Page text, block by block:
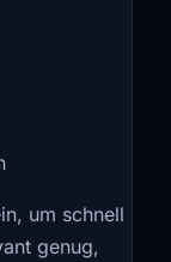
um schnell
genug,